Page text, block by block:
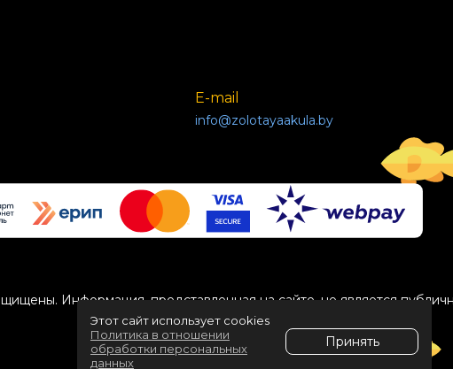
E-mail
info@zolotayaakula.by
Информация, представленная на сайте, не является
Этот сайт использует cookies
Политика в отношении
обработки персональных
данных
Принять